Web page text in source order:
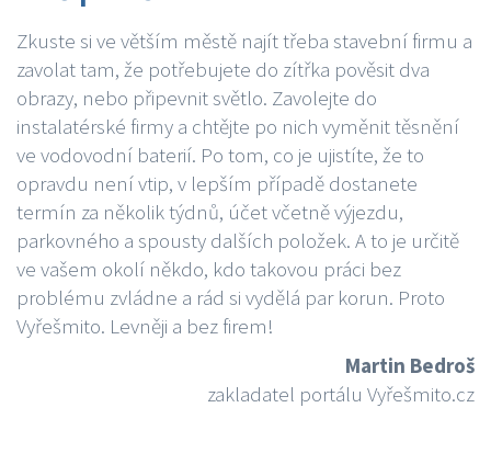
Zkuste si ve větším městě najít třeba stavební firmu a
zavolat tam, že potřebujete do zítřka pověsit dva
obrazy, nebo připevnit světlo. Zavolejte do
instalatérské firmy a chtějte po nich vyměnit těsnění
ve vodovodní baterií. Po tom, co je ujistíte, že to
opravdu není vtip, v lepším případě dostanete
termín za několik týdnů, účet včetně výjezdu,
parkovného a spousty dalších položek. A to je určitě
ve vašem okolí někdo, kdo takovou práci bez
problému zvládne a rád si vydělá par korun. Proto
Vyřešmito. Levněji a bez firem!
Martin Bedroš
zakladatel portálu Vyřešmito.cz